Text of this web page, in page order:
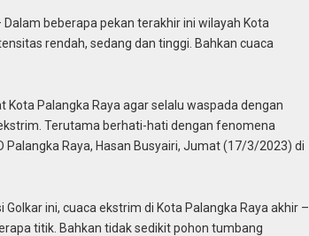
Dalam beberapa pekan terakhir ini wilayah Kota
rendah, sedang dan tinggi. Bahkan cuaca
Palangka Raya agar selalu waspada dengan
Terutama berhati-hati dengan fenomena
Palangka Raya, Hasan Busyairi, Jumat (17/3/2023) di
ini, cuaca ekstrim di Kota Palangka Raya akhir –
titik. Bahkan tidak sedikit pohon tumbang